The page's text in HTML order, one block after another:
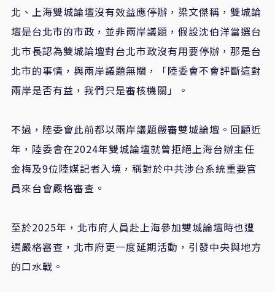
北、上海雙城論壇沒有效益應停辦，梁文傑稱，雙城論
壇是台北市的市政，並非兩岸議題，假設沈伯洋當選台
北市長認為雙城論壇對台北市政沒有用要停辦，那是台
北市的事情，與兩岸議題無關，「陸委會不會評斷這對
兩岸是否有益，我們只是審核機關」。
不過，陸委會此前都以兩岸議題嚴審雙城論壇。回顧近
年，陸委會在2024年雙城論壇就曾拒絕上海台辦主任
金梅及9位陸媒記者入境，稱對於中共涉台系統重要官
員來台會嚴格審查。
至於2025年，北市府人員赴上海參加雙城論壇時也遭
遇嚴格審查，北市府更一度延期活動，引發中央與地方
的口水戰。